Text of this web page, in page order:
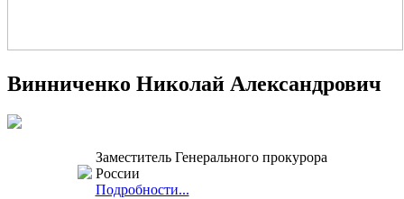
Винниченко Николай Александрович
Заместитель Генерального прокурора
России
Подробности...